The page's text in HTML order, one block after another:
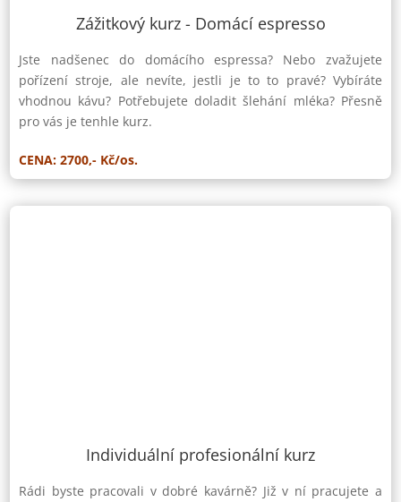
Zážitkový kurz - Domácí espresso
Jste nadšenec do domácího espressa? Nebo zvažujete
pořízení stroje, ale nevíte, jestli je to to pravé? Vybíráte
vhodnou kávu? Potřebujete doladit šlehání mléka? Přesně
pro vás je tenhle kurz.
CENA: 2700,- Kč/os.
Individuální profesionální kurz
Rádi byste pracovali v dobré kavárně? Již v ní pracujete a